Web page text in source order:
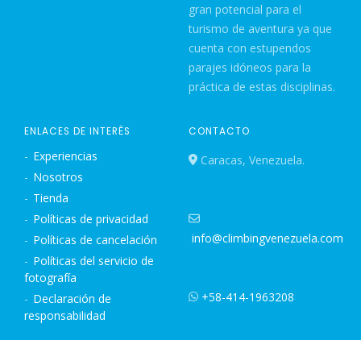
gran potencial para el
turismo de aventura ya que
cuenta con estupendos
parajes idóneos para la
práctica de estas disciplinas.
ENLACES DE INTERÉS
Experiencias
Nosotros
Tienda
Políticas de privacidad
Políticas de cancelación
Políticas del servicio de
fotografía
Declaración de
responsabilidad
CONTACTO
Caracas, Venezuela.
info@climbingvenezuela.com
+58-414-1963208